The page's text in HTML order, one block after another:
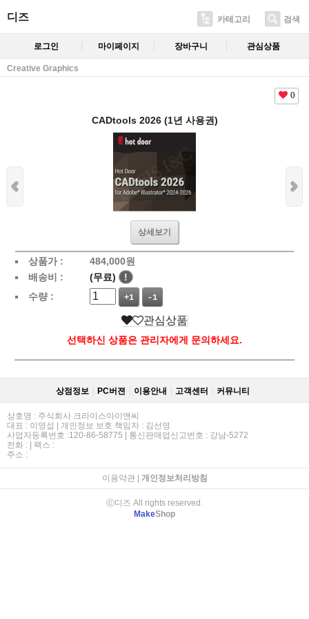
디즈 카테고리 검색
로그인 마이페이지 장바구니 관심상품
Creative Graphics
0
CADtools 2026 (1년 사용권)
상세보기
상품가 : 484,000원
배송비 :
(무료)
!
수량 :
+1 -1
관심상품
선택하신 상품은 관리자에게 문의하세요.
상점정보 PC버젼 이용안내 고객센터 커뮤니티
상호명 : 주식회사 크라이스아이앤씨
대표 : 이영섭 | 개인정보 보호 책임자 : 김선영
사업자등록번호 :120-86-58775 | 통신판매업신고번호 : 강남-5272
전화 : | 팩스 :
주소 :
이용약관| 개인정보처리방침
ⓒ디즈 All rights reserved.
MakeShop